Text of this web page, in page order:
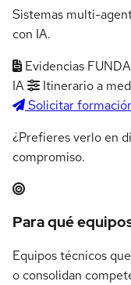
Sistemas multi-
con IA.
Evidencias
IA
Itinerario a
Solicitar
¿Prefieres verlo en
compromiso.
Resumen del
Para qué
Equipos técnicos
o consolidan